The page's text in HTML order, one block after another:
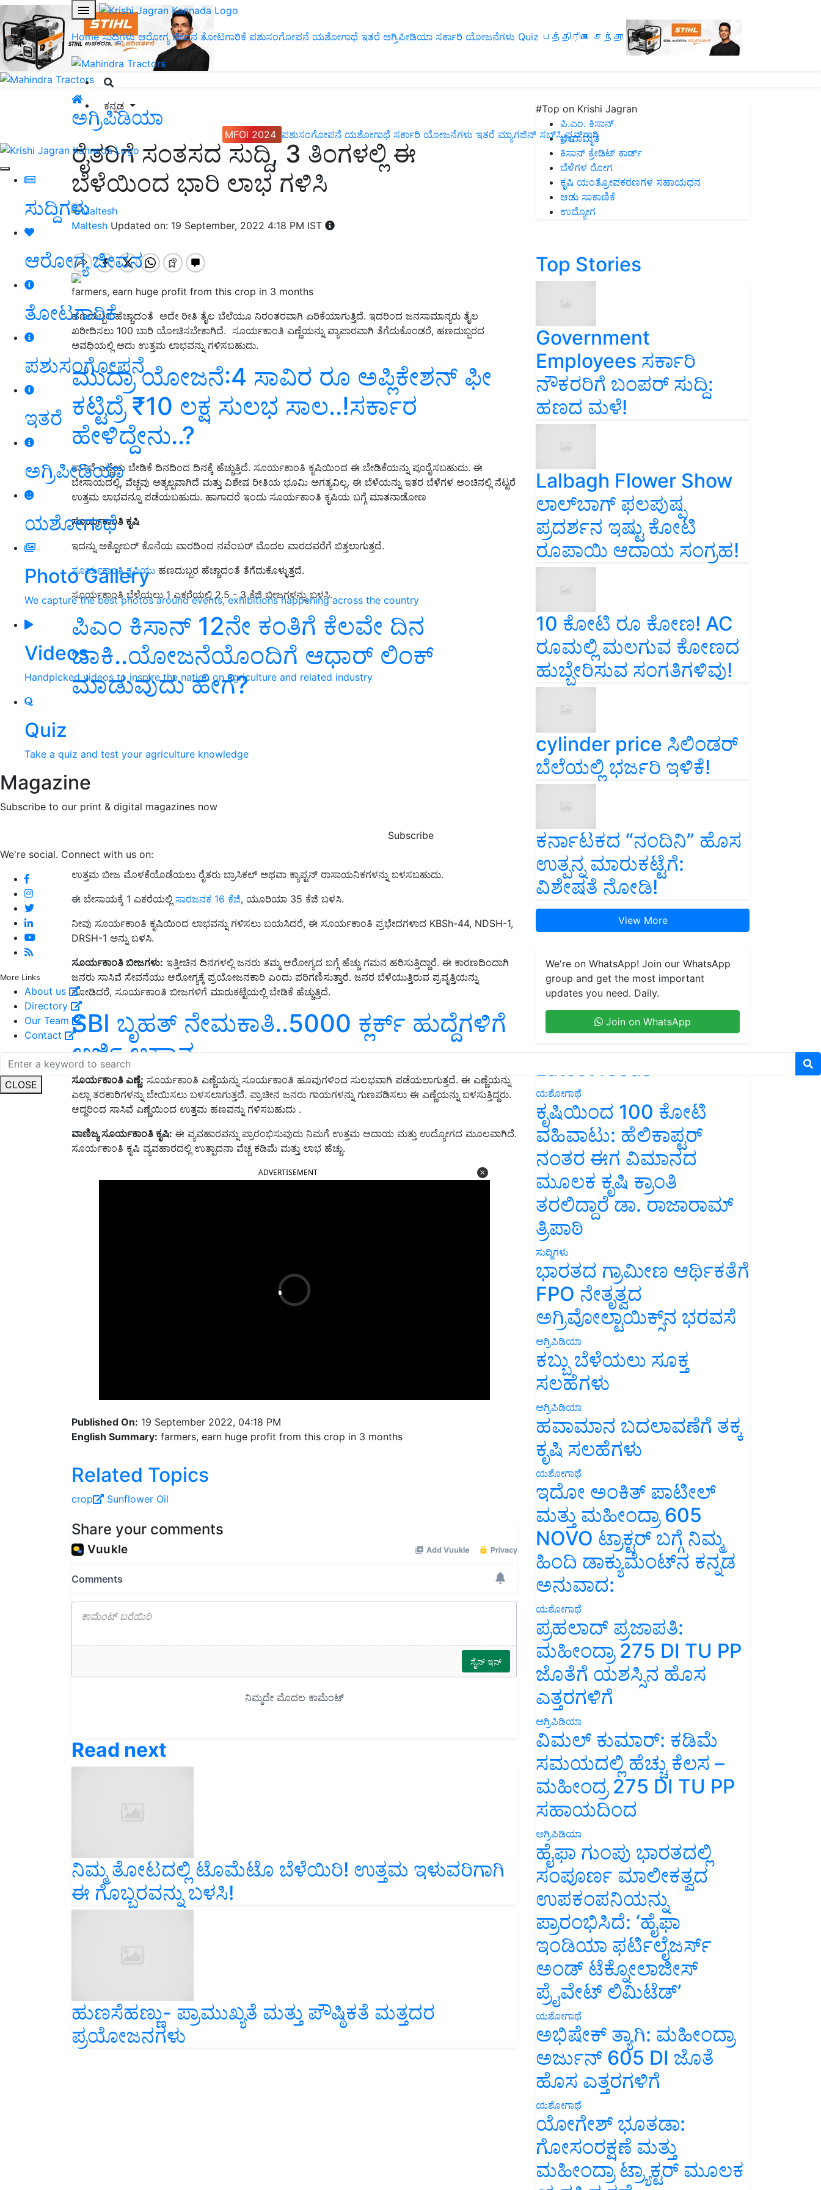
Home ಸುದ್ದಿಗಳು ಆರೋಗ್ಯ ಜೀವನ ತೋಟಗಾರಿಕೆ ಪಶುಸಂಗೋಪನೆ ಯಶೋಗಾಥೆ ಇತರೆ ಅಗ್ರಿಪೀಡಿಯಾ ಸರ್ಕಾರಿ ಯೋಜನೆಗಳು Quiz பத்திரிகை சந்தா
ಕನ್ನಡ
MFOI 2024 ಪಶುಸಂಗೋಪನೆ ಯಶೋಗಾಥೆ ಸರ್ಕಾರಿ ಯೋಜನೆಗಳು ಇತರೆ ಮ್ಯಾಗಜಿನ್‌ ಸಬ್‌ಸ್ಕ್ರಿಪ್ಷನ್‌ಗಾಗಿ
ಸುದ್ದಿಗಳು
ಆರೋಗ್ಯ ಜೀವನ
ತೋಟಗಾರಿಕೆ
ಪಶುಸಂಗೋಪನೆ
ಇತರೆ
ಅಗ್ರಿಪೀಡಿಯಾ
ಯಶೋಗಾಥೆ
Photo Gallery
We capture the best photos around events, exhibitions happening across the country
Videos
Handpicked videos to inspire the nation on agriculture and related industry
Quiz
Take a quiz and test your agriculture knowledge
Magazine
Subscribe to our print & digital magazines now
Subscribe
We're social. Connect with us on:
More Links
About us
Directory
Our Team
Contact
CLOSE
ಅಗ್ರಿಪಿಡಿಯಾ
ರೈತರಿಗೆ ಸಂತಸದ ಸುದ್ದಿ, 3 ತಿಂಗಳಲ್ಲಿ ಈ
ಬೆಳೆಯಿಂದ ಭಾರಿ ಲಾಭ ಗಳಿಸಿ
Maltesh Updated on: 19 September, 2022 4:18 PM IST
farmers, earn huge profit from this crop in 3 months
ಹಣದುಬ್ಬರ ಹೆಚ್ಚಾದಂತೆ ಅದೇ ರೀತಿ ತೈಲ ಬೆಲೆಯೂ ನಿರಂತರವಾಗಿ ಏರಿಕೆಯಾಗುತ್ತಿದೆ. ಇದರಿಂದ ಜನಸಾಮಾನ್ಯರು ತೈಲ
ಖರೀದಿಸಲು 100 ಬಾರಿ ಯೋಚಿಸಬೇಕಾಗಿದೆ. ಸೂರ್ಯಕಾಂತಿ ಎಣ್ಣೆಯನ್ನು ವ್ಯಾಪಾರವಾಗಿ ತೆಗೆದುಕೊಂಡರೆ, ಹಣದುಬ್ಬರದ
ಅವಧಿಯಲ್ಲಿ ಅದು ಉತ್ತಮ ಲಾಭವನ್ನು ಗಳಿಸಬಹುದು.
ಮುದ್ರಾ ಯೋಜನೆ:4 ಸಾವಿರ ರೂ ಅಪ್ಲಿಕೇಶನ್‌ ಫೀ
ಕಟ್ಟಿದ್ರೆ ₹10 ಲಕ್ಷ ಸುಲಭ ಸಾಲ..!ಸರ್ಕಾರ
ಹೇಳಿದ್ದೇನು..?
ಸಾಸಿವೆ ಎಣ್ಣೆಯ ಬೇಡಿಕೆ ದಿನದಿಂದ ದಿನಕ್ಕೆ ಹೆಚ್ಚುತ್ತಿದೆ. ಸೂರ್ಯಕಾಂತಿ ಕೃಷಿಯಿಂದ ಈ ಬೇಡಿಕೆಯನ್ನು ಪೂರೈಸಬಹುದು. ಈ
ಬೇಸಾಯದಲ್ಲಿ, ವೆಚ್ಚವು ಅತ್ಯಲ್ಪವಾಗಿದೆ ಮತ್ತು ವಿಶೇಷ ರೀತಿಯ ಭೂಮಿ ಅಗತ್ಯವಿಲ್ಲ. ಈ ಬೆಳೆಯನ್ನು ಇತರ ಬೆಳೆಗಳ ಅಂಚಿನಲ್ಲಿ ನೆಟ್ಟರೆ
ಉತ್ತಮ ಲಾಭವನ್ನೂ ಪಡೆಯಬಹುದು. ಹಾಗಾದರೆ ಇಂದು ಸೂರ್ಯಕಾಂತಿ ಕೃಷಿಯ ಬಗ್ಗೆ ಮಾತನಾಡೋಣ
ಸೂರ್ಯಕಾಂತಿ ಕೃಷಿ
ಇದನ್ನು ಅಕ್ಟೋಬರ್ ಕೊನೆಯ ವಾರದಿಂದ ನವೆಂಬರ್ ಮೊದಲ ವಾರದವರೆಗೆ ಬಿತ್ತಲಾಗುತ್ತದೆ.
ಸೂರ್ಯಕಾಂತಿ ಕೃಷಿಯು ಹಣದುಬ್ಬರ ಹೆಚ್ಚಾದಂತೆ ತೆಗೆದುಕೊಳ್ಳುತ್ತದೆ.
ಸೂರ್ಯಕಾಂತಿ ಬೆಳೆಯಲು 1 ಎಕರೆಯಲ್ಲಿ 2.5 - 3 ಕೆಜಿ ಬೀಜಗಳನ್ನು ಬಳಸಿ.
ಪಿಎಂ ಕಿಸಾನ್‌ 12ನೇ ಕಂತಿಗೆ ಕೆಲವೇ ದಿನ
ಬಾಕಿ..ಯೋಜನೆಯೊಂದಿಗೆ ಆಧಾರ್ ಲಿಂಕ್
ಮಾಡುವುದು ಹೇಗೆ?
ಉತ್ತಮ ಬೀಜ ಮೊಳಕೆಯೊಡೆಯಲು ರೈತರು ಬ್ರಾಸಿಕಲ್ ಅಥವಾ ಕ್ಯಾಪ್ಟನ್ ರಾಸಾಯನಿಕಗಳನ್ನು ಬಳಸಬಹುದು.
ಈ ಬೇಸಾಯಕ್ಕೆ 1 ಎಕರೆಯಲ್ಲಿ ಸಾರಜನಕ 16 ಕೆಜಿ, ಯೂರಿಯಾ 35 ಕೆಜಿ ಬಳಸಿ.
ನೀವು ಸೂರ್ಯಕಾಂತಿ ಕೃಷಿಯಿಂದ ಲಾಭವನ್ನು ಗಳಿಸಲು ಬಯಸಿದರೆ, ಈ ಸೂರ್ಯಕಾಂತಿ ಪ್ರಭೇದಗಳಾದ KBSh-44, NDSH-1,
DRSH-1 ಅನ್ನು ಬಳಸಿ.
ಸೂರ್ಯಕಾಂತಿ ಬೀಜಗಳು: ಇತ್ತೀಚಿನ ದಿನಗಳಲ್ಲಿ ಜನರು ತಮ್ಮ ಆರೋಗ್ಯದ ಬಗ್ಗೆ ಹೆಚ್ಚು ಗಮನ ಹರಿಸುತ್ತಿದ್ದಾರೆ. ಈ ಕಾರಣದಿಂದಾಗಿ
ಜನರು ಸಾಸಿವೆ ಸೇವನೆಯು ಆರೋಗ್ಯಕ್ಕೆ ಪ್ರಯೋಜನಕಾರಿ ಎಂದು ಪರಿಗಣಿಸುತ್ತಾರೆ. ಜನರ ಬೆಳೆಯುತ್ತಿರುವ ಪ್ರವೃತ್ತಿಯನ್ನು
ನೋಡಿದರೆ, ಸೂರ್ಯಕಾಂತಿ ಬೀಜಗಳಿಗೆ ಮಾರುಕಟ್ಟೆಯಲ್ಲಿ ಬೇಡಿಕೆ ಹೆಚ್ಚುತ್ತಿದೆ.
SBI ಬೃಹತ್‌ ನೇಮಕಾತಿ..5000 ಕ್ಲರ್ಕ್‌ ಹುದ್ದೆಗಳಿಗೆ
ಅರ್ಜಿ ಆಹ್ವಾನ
ಸೂರ್ಯಕಾಂತಿ ಎಣ್ಣೆ: ಸೂರ್ಯಕಾಂತಿ ಎಣ್ಣೆಯನ್ನು ಸೂರ್ಯಕಾಂತಿ ಹೂವುಗಳಿಂದ ಸುಲಭವಾಗಿ ಪಡೆಯಲಾಗುತ್ತದೆ. ಈ ಎಣ್ಣೆಯನ್ನು
ಎಲ್ಲಾ ತರಕಾರಿಗಳನ್ನು ಬೇಯಿಸಲು ಬಳಸಲಾಗುತ್ತದೆ. ಪ್ರಾಚೀನ ಜನರು ಗಾಯಗಳನ್ನು ಗುಣಪಡಿಸಲು ಈ ಎಣ್ಣೆಯನ್ನು ಬಳಸುತ್ತಿದ್ದರು.
ಆದ್ದರಿಂದ ಸಾಸಿವೆ ಎಣ್ಣೆಯಿಂದ ಉತ್ತಮ ಹಣವನ್ನು ಗಳಿಸಬಹುದು .
ವಾಣಿಜ್ಯಸೂರ್ಯಕಾಂತಿ ಕೃಷಿ: ಈ ವ್ಯವಹಾರವನ್ನು ಪ್ರಾರಂಭಿಸುವುದು ನಿಮಗೆ ಉತ್ತಮ ಆದಾಯ ಮತ್ತು ಉದ್ಯೋಗದ ಮೂಲವಾಗಿದೆ.
ಸೂರ್ಯಕಾಂತಿ ಕೃಷಿ ವ್ಯವಹಾರದಲ್ಲಿ ಉತ್ಪಾದನಾ ವೆಚ್ಚ ಕಡಿಮೆ ಮತ್ತು ಲಾಭ ಹೆಚ್ಚು.
ADVERTISEMENT
Published On: 19 September 2022, 04:18 PM
English Summary: farmers, earn huge profit from this crop in 3 months
Related Topics
crop Sunflower Oil
Share your comments
Read next
ನಿಮ್ಮ ತೋಟದಲ್ಲಿ ಟೊಮೆಟೊ ಬೆಳೆಯಿರಿ! ಉತ್ತಮ ಇಳುವರಿಗಾಗಿ
ಈ ಗೊಬ್ಬರವನ್ನು ಬಳಸಿ!
ಹುಣಸೆಹಣ್ಣು- ಪ್ರಾಮುಖ್ಯತೆ ಮತ್ತು ಪೌಷ್ಠಿಕತೆ ಮತ್ತದರ
ಪ್ರಯೋಜನಗಳು
#Top on Krishi Jagran
ಪಿ.ಎಂ. ಕಿಸಾನ್
ಜೀವಾಮೃತ
ಕಿಸಾನ್ ಕ್ರೇಡಿಟ್ ಕಾರ್ಡ್
ಬೆಳೆಗಳ ರೋಗ
ಕೃಷಿ ಯಂತ್ರೋಪಕರಣಗಳ ಸಹಾಯಧನ
ಆಡು ಸಾಕಾಣಿಕೆ
ಉದ್ಯೋಗ
Top Stories
Government
Employees ಸರ್ಕಾರಿ
ನೌಕರರಿಗೆ ಬಂಪರ್‌ ಸುದ್ದಿ:
ಹಣದ ಮಳೆ!
Lalbagh Flower Show
ಲಾಲ್‌ಬಾಗ್ ಫಲಪುಷ್ಪ
ಪ್ರದರ್ಶನ ಇಷ್ಟು ಕೋಟಿ
ರೂಪಾಯಿ ಆದಾಯ ಸಂಗ್ರಹ!
10 ಕೋಟಿ ರೂ ಕೋಣ! AC
ರೂಮಲ್ಲಿ ಮಲಗುವ ಕೋಣದ
ಹುಬ್ಬೇರಿಸುವ ಸಂಗತಿಗಳಿವು!
cylinder price ಸಿಲಿಂಡರ್‌
ಬೆಲೆಯಲ್ಲಿ ಭರ್ಜರಿ ಇಳಿಕೆ!
ಕರ್ನಾಟಕದ “ನಂದಿನಿ” ಹೊಸ
ಉತ್ಪನ್ನ ಮಾರುಕಟ್ಟೆಗೆ:
ವಿಶೇಷತೆ ನೋಡಿ!
View More
We're on WhatsApp! Join our WhatsApp
group and get the most important
updates you need. Daily.
Join on WhatsApp
Latest feeds
ಯಶೋಗಾಥೆ
ಕೃಷಿಯಿಂದ 100 ಕೋಟಿ
ವಹಿವಾಟು: ಹೆಲಿಕಾಪ್ಟರ್
ನಂತರ ಈಗ ವಿಮಾನದ
ಮೂಲಕ ಕೃಷಿ ಕ್ರಾಂತಿ
ತರಲಿದ್ದಾರೆ ಡಾ. ರಾಜಾರಾಮ್
ತ್ರಿಪಾಠಿ
ಸುದ್ದಿಗಳು
ಭಾರತದ ಗ್ರಾಮೀಣ ಆರ್ಥಿಕತೆಗೆ
FPO ನೇತೃತ್ವದ
ಅಗ್ರಿವೋಲ್ಟಾಯಿಕ್ಸ್‌ನ ಭರವಸೆ
ಅಗ್ರಿಪಿಡಿಯಾ
ಕಬ್ಬು ಬೆಳೆಯಲು ಸೂಕ್ತ
ಸಲಹೆಗಳು
ಅಗ್ರಿಪಿಡಿಯಾ
ಹವಾಮಾನ ಬದಲಾವಣೆಗೆ ತಕ್ಕ
ಕೃಷಿ ಸಲಹೆಗಳು
ಯಶೋಗಾಥೆ
ಇದೋ ಅಂಕಿತ್ ಪಾಟೀಲ್
ಮತ್ತು ಮಹೀಂದ್ರಾ 605
NOVO ಟ್ರಾಕ್ಟರ್ ಬಗ್ಗೆ ನಿಮ್ಮ
ಹಿಂದಿ ಡಾಕ್ಯುಮೆಂಟ್‌ನ ಕನ್ನಡ
ಅನುವಾದ:
ಯಶೋಗಾಥೆ
ಪ್ರಹಲಾದ್ ಪ್ರಜಾಪತಿ:
ಮಹೀಂದ್ರಾ 275 DI TU PP
ಜೊತೆಗೆ ಯಶಸ್ಸಿನ ಹೊಸ
ಎತ್ತರಗಳಿಗೆ
ಅಗ್ರಿಪಿಡಿಯಾ
ವಿಮಲ್ ಕುಮಾರ್: ಕಡಿಮೆ
ಸಮಯದಲ್ಲಿ ಹೆಚ್ಚು ಕೆಲಸ –
ಮಹೀಂದ್ರ 275 DI TU PP
ಸಹಾಯದಿಂದ
ಅಗ್ರಿಪಿಡಿಯಾ
ಹೈಫಾ ಗುಂಪು ಭಾರತದಲ್ಲಿ
ಸಂಪೂರ್ಣ ಮಾಲೀಕತ್ವದ
ಉಪಕಂಪನಿಯನ್ನು
ಪ್ರಾರಂಭಿಸಿದೆ: ‘ಹೈಫಾ
ಇಂಡಿಯಾ ಫರ್ಟಿಲೈಜರ್ಸ್
ಅಂಡ್ ಟೆಕ್ನೋಲಾಜೀಸ್
ಪ್ರೈವೇಟ್ ಲಿಮಿಟೆಡ್’
ಯಶೋಗಾಥೆ
ಅಭಿಷೇಕ್ ತ್ಯಾಗಿ: ಮಹೀಂದ್ರಾ
ಅರ್ಜುನ್ 605 DI ಜೊತೆ
ಹೊಸ ಎತ್ತರಗಳಿಗೆ
ಯಶೋಗಾಥೆ
ಯೋಗೇಶ್ ಭೂತಡಾ:
ಗೋಸಂರಕ್ಷಣೆ ಮತ್ತು
ಮಹೀಂದ್ರಾ ಟ್ರ್ಯಾಕ್ಟರ್ ಮೂಲಕ